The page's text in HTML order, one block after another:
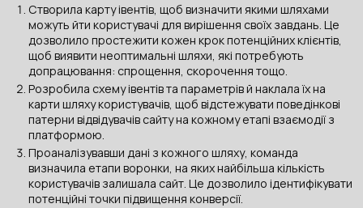
Створила карту івентів, щоб визначити якими шляхами
можуть йти користувачі для вирішення своїх завдань. Це
дозволило простежити кожен крок потенційних клієнтів,
щоб виявити неоптимальні шляхи, які потребують
допрацювання: спрощення, скорочення тощо.
Розробила схему івентів та параметрів й наклала їх на
карти шляху користувачів, щоб відстежувати поведінкові
патерни відвідувачів сайту на кожному етапі взаємодії з
платформою.
Проаналізувавши дані з кожного шляху, команда
визначила етапи воронки, на яких найбільша кількість
користувачів залишала сайт. Це дозволило ідентифікувати
потенційні точки підвищення конверсії.